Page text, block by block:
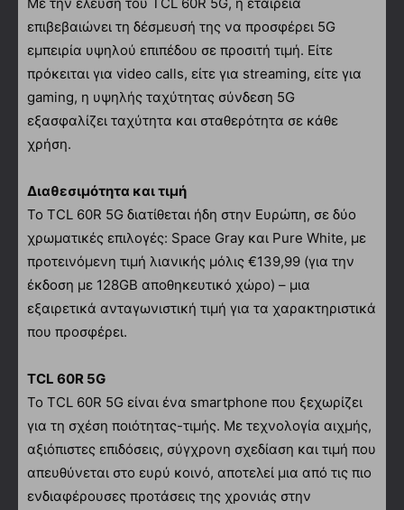
επιβεβαιώνει τη δέσμευσή της να προσφέρει 5G
εμπειρία υψηλού επιπέδου σε προσιτή τιμή. Είτε
πρόκειται για video calls, είτε για streaming, είτε για
gaming, η υψηλής ταχύτητας σύνδεση 5G
εξασφαλίζει ταχύτητα και σταθερότητα σε κάθε
χρήση.
Διαθεσιμότητα και τιμή
Το TCL 60R 5G διατίθεται ήδη στην Ευρώπη, σε δύο
χρωματικές επιλογές: Space Gray και Pure White, με
προτεινόμενη τιμή λιανικής μόλις €139,99 (για την
έκδοση με 128GB αποθηκευτικό χώρο) – μια
εξαιρετικά ανταγωνιστική τιμή για τα χαρακτηριστικά
που προσφέρει.
TCL 60R 5G
Το TCL 60R 5G είναι ένα smartphone που ξεχωρίζει
για τη σχέση ποιότητας-τιμής. Με τεχνολογία αιχμής,
αξιόπιστες επιδόσεις, σύγχρονη σχεδίαση και τιμή που
απευθύνεται στο ευρύ κοινό, αποτελεί μια από τις πιο
ενδιαφέρουσες προτάσεις της χρονιάς στην